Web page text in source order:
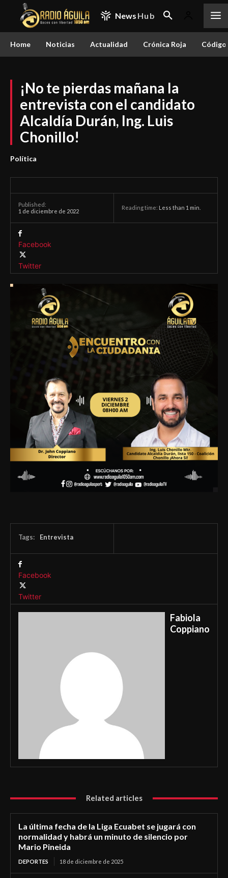
News Hub
Home Noticias Actualidad Crónica Roja
¡No te pierdas mañana la
entrevista con el candidato
Alcaldía Durán, Ing. Luis
Chonillo!
Política
Published:
1 de diciembre de 2022
Reading time: Less than 1 min.
Facebook
Twitter
Tags: Entrevista
Facebook
Twitter
Fabiola
Coppiano
Related articles
La última fecha de la Liga Ecuabet se jugará con
normalidad y habrá un minuto de silencio por
Mario Pineida
DEPORTES 18 de diciembre de 2025